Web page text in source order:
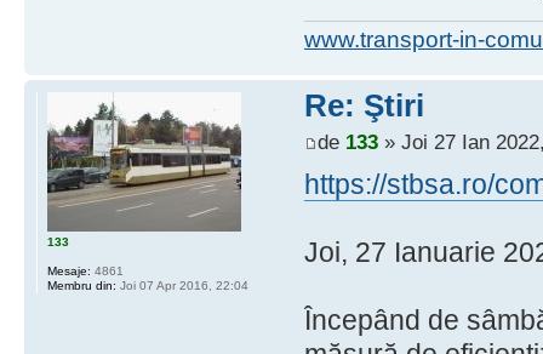
www.transport-in-
Re: Ştiri
de 133» Joi 27 Ian
https://stbsa.ro/
Joi, 27 Ianuarie
Începând de
133
Mesaje: 4861
Membru din: Joi 07 Apr 2016, 22:04